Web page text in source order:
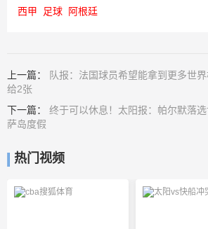
西甲 足球 阿根廷
上一篇：
队报：法国球员希望能拿到更多世
给2张
下一篇： 终于可以休息！太阳报：帕尔默落
萨岛度假
热门视频